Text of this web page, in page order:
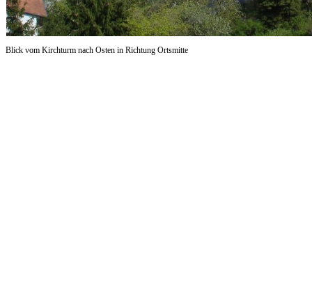
Blick vom Kirchturm nach Osten in Richtung Ortsmitte